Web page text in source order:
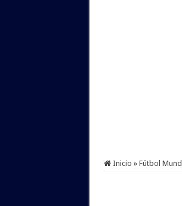
Inicio » Fútbol